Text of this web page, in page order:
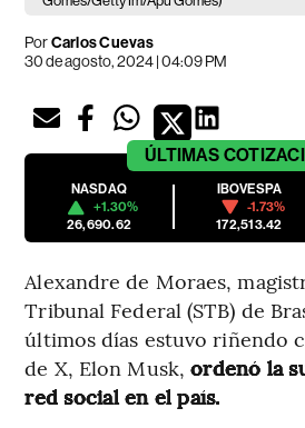
PorCarlos Cuevas
30 de agosto, 2024 | 04:09 PM
ÚLTIMAS
NASDAQ
+1.30%
26,690.62
IBOVESPA
-1.73%
172,513.42
Alexandre de Moraes,
Tribunal Federal (STB) de
últimos días estuvo riñendo
de X, Elon Musk,ordenó la
red social en el país.